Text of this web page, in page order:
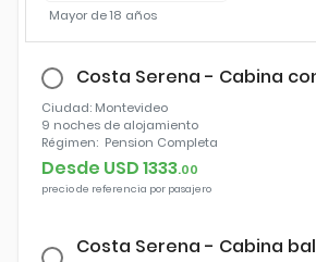
Mayor de18 años
Costa Serena - Cabina
Ciudad: Montevideo
9 noches de alojamiento
Régimen: Pension Completa
Desde USD1333.00
precio de referencia por pasajero
Costa Serena - Cabina